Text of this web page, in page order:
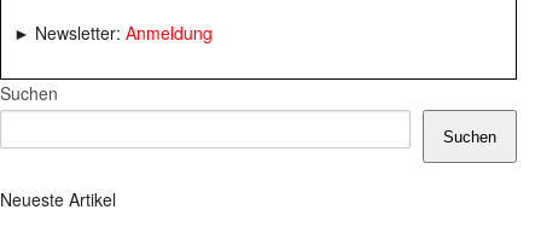
► Newsletter: Anmeldung
Suchen
Suchen
Neueste Artikel